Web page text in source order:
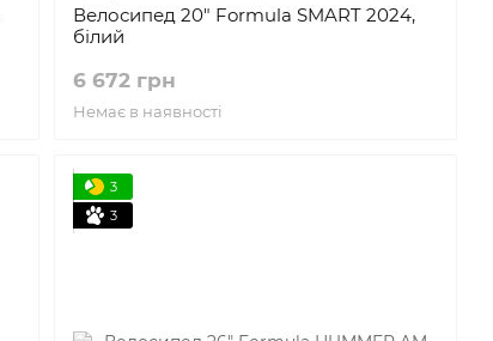
Велосипед 20" Formula SMART 2024,
білий
6 672 грн
Немає в наявності
3
3